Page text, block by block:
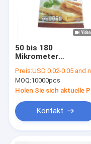
50 bis 180
Mikrometer
Plastik
Preis:USD 0.02-0.05 and negotiation
MOQ:10000pcs
Kontakt